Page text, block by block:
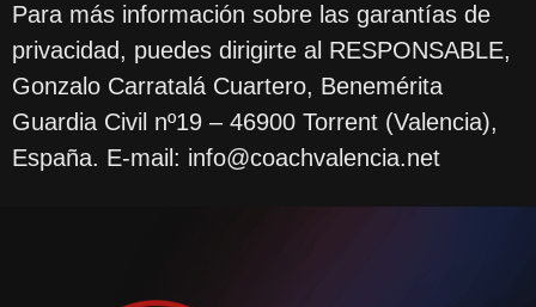
Para más información sobre las garantías de
privacidad, puedes dirigirte al RESPONSABLE,
Gonzalo Carratalá Cuartero, Benemérita
Guardia Civil nº19 – 46900 Torrent (Valencia),
España. E-mail: info@coachvalencia.net